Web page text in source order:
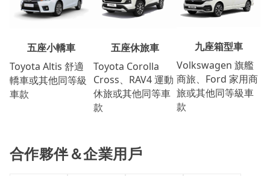
五座小轎車
Toyota Altis 舒適
轎車或其他同等級
車款
五座休旅車
Toyota Corolla
Cross、RAV4 運動
休旅或其他同等車
款
九座箱型車
Volkswagen 旗艦
商旅、Ford 家用商
旅或其他同等級車
款
合作夥伴＆企業用戶